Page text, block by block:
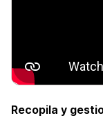
Recopila y